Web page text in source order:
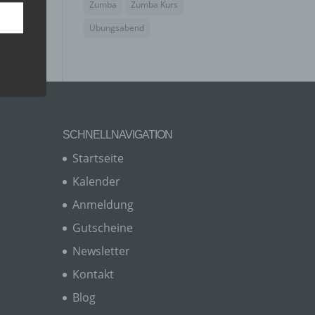
Zumba
Zumba Kurs
Übungsabend
SCHNELLNAVIGATION
Startseite
Kalender
Anmeldung
Gutscheine
Newsletter
Kontakt
Blog
zu